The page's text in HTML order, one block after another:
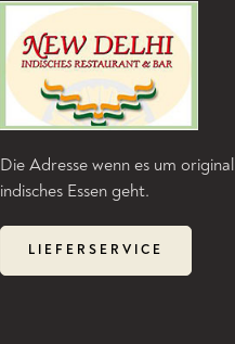
Die Adresse wenn es um original
indisches Essen geht.
LIEFERSERVICE